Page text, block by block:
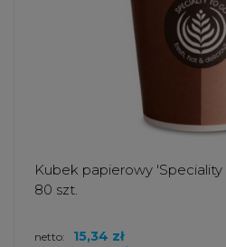
Kubek papierowy
80 szt.
netto: 15,34 zł